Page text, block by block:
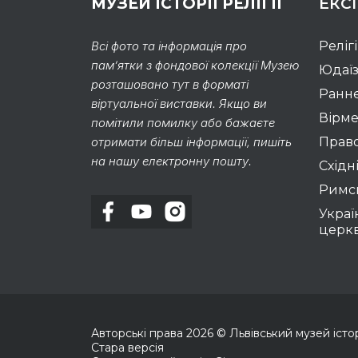
Всі фото та інформація про
пам’ятки з фондової колекції Музею
розташовано тут в форматі
віртуальної виставки. Якщо ви
помітили помилку або бажаєте
отримати більш інформації, пишіть
на нашу електронну пошту.
Авторські права 2026 © Львівський музей
Стара версія